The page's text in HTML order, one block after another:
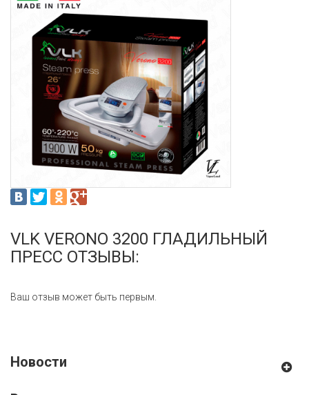
VLK VERONO 3200 ГЛАДИЛЬНЫЙ
ПРЕСС ОТЗЫВЫ:
Ваш отзыв может быть первым.
Новости